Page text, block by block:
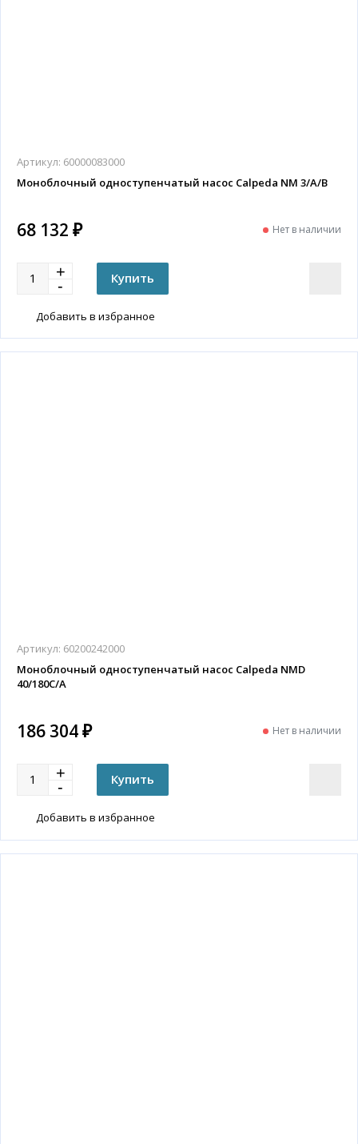
Артикул: 60000083000
Моноблочный одноступенчатый насос Calpeda NM 3/A/B
68 132 ₽ Нет в наличии
Добавить в избранное
Артикул: 60200242000
Моноблочный одноступенчатый насос Calpeda NMD
40/180C/A
186 304 ₽ Нет в наличии
Добавить в избранное